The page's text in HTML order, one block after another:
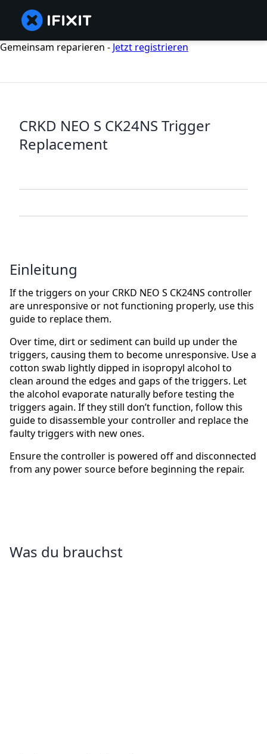
Gemeinsam reparieren - Jetzt registrieren
CRKD NEO S CK24NS Trigger
Replacement
Einleitung
If the triggers on your CRKD NEO S CK24NS controller
are unresponsive or not functioning properly, use this
guide to replace them.
Over time, dirt or sediment can build up under the
triggers, causing them to become unresponsive. Use a
cotton swab lightly dipped in isopropyl alcohol to
clean around the edges and gaps of the triggers. Let
the alcohol evaporate naturally before testing the
triggers again. If they still don’t function, follow this
guide to disassemble your controller and replace the
faulty triggers with new ones.
Ensure the controller is powered off and disconnected
from any power source before beginning the repair.
Was du brauchst